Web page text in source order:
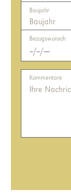
Baujahr
Bezugswunsch
Kommentare